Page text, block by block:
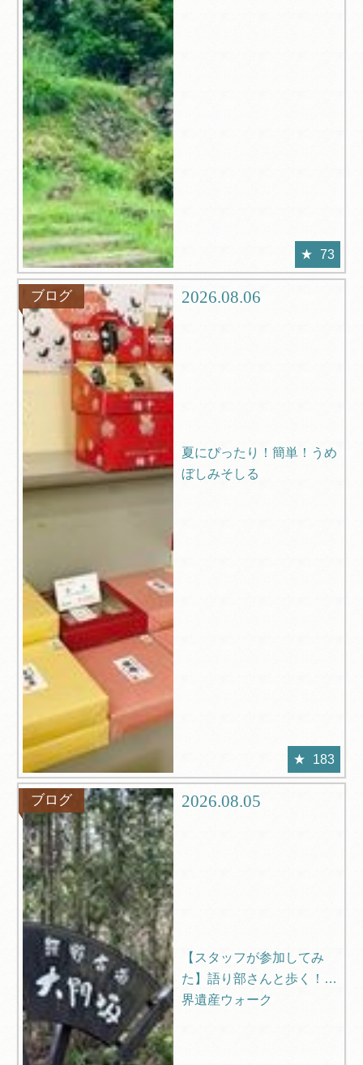
73
ブログ 2026.08.06
夏にぴったり！簡単！うめ
ぼしみそしる
183
ブログ 2026.08.05
【スタッフが参加してみ
た】語り部さんと歩く！世
界遺産ウォーク